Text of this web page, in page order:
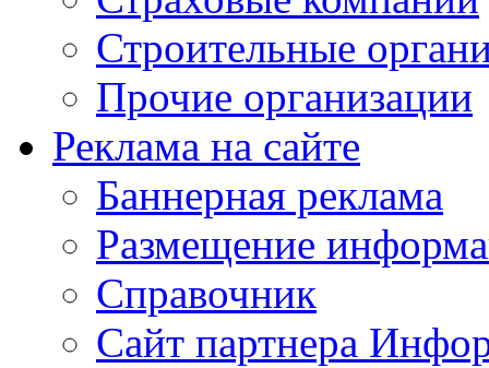
Строительные
Прочие организации
Реклама на сайте
Баннерная реклама
Размещение
Справочник
Сайт партнера